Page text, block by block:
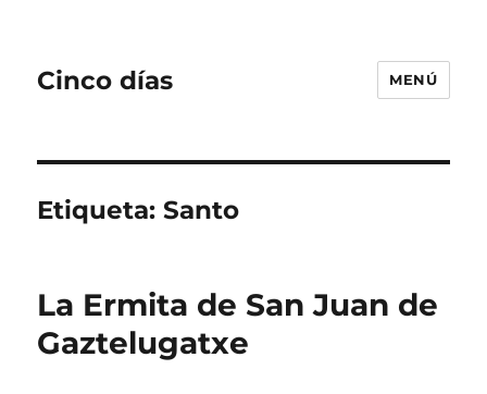
Cinco días MENÚ
Etiqueta:Santo
La Ermita de San Juan de
Gaztelugatxe